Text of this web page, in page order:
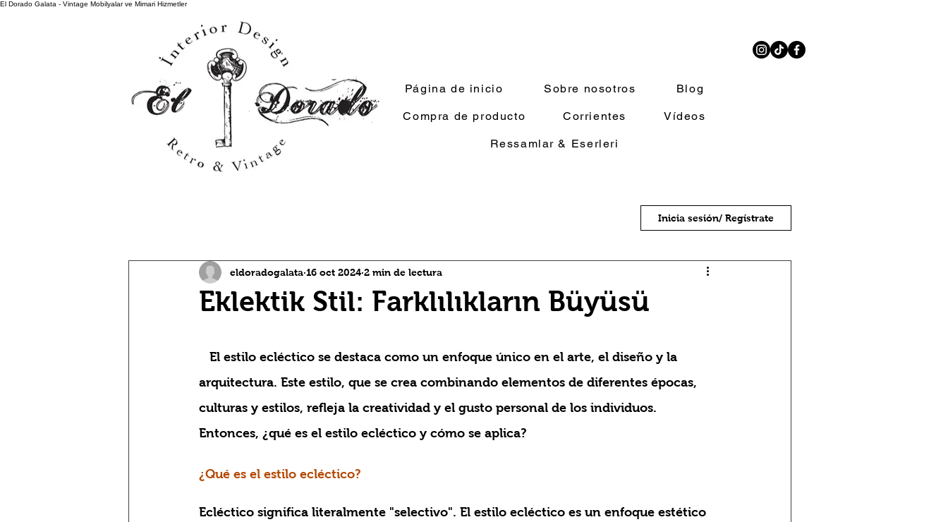
El Dorado Galata - Vintage Mobilyalar ve Mimari Hizmetler
Página de inicio Sobre nosotros Blog
Compra de producto Corrientes Vídeos
Ressamlar & Eserleri
Inicia sesión/ Regístrate
Eklektik Stil: Farklılıkların Büyüsü
eldoradogalata 16 oct 2024 2 min de lectura
arquitectura. Este estilo, que se crea combinando elementos de diferentes épocas,
culturas y estilos, refleja la creatividad y el gusto personal de los individuos.
Entonces, ¿qué es el estilo ecléctico y cómo se aplica?
¿Qué es el estilo ecléctico?
Ecléctico significa literalmente "selectivo". El estilo ecléctico es un enfoque estético